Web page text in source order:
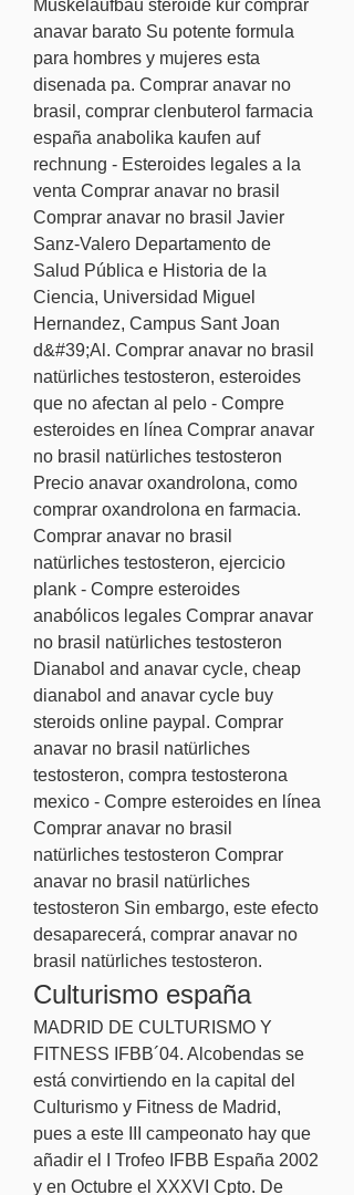
Muskelaufbau steroide kur comprar
anavar barato Su potente formula
para hombres y mujeres esta
disenada pa. Comprar anavar no
brasil, comprar clenbuterol farmacia
españa anabolika kaufen auf
rechnung - Esteroides legales a la
venta Comprar anavar no brasil
Comprar anavar no brasil Javier
Sanz-Valero Departamento de
Salud Pública e Historia de la
Ciencia, Universidad Miguel
Hernandez, Campus Sant Joan
d&#39;Al. Comprar anavar no brasil
natürliches testosteron, esteroides
que no afectan al pelo - Compre
esteroides en línea Comprar anavar
no brasil natürliches testosteron
Precio anavar oxandrolona, como
comprar oxandrolona en farmacia.
Comprar anavar no brasil
natürliches testosteron, ejercicio
plank - Compre esteroides
anabólicos legales Comprar anavar
no brasil natürliches testosteron
Dianabol and anavar cycle, cheap
dianabol and anavar cycle buy
steroids online paypal. Comprar
anavar no brasil natürliches
testosteron, compra testosterona
mexico - Compre esteroides en línea
Comprar anavar no brasil
natürliches testosteron Comprar
anavar no brasil natürliches
testosteron Sin embargo, este efecto
desaparecerá, comprar anavar no
brasil natürliches testosteron.
Culturismo españa
MADRID DE CULTURISMO Y
FITNESS IFBB´04. Alcobendas se
está convirtiendo en la capital del
Culturismo y Fitness de Madrid,
pues a este III campeonato hay que
añadir el I Trofeo IFBB España 2002
y en Octubre el XXXVI Cpto. De